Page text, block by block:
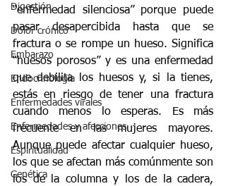
Digestión
Dolor crónico
Embarazo
Endocrinología
Enfermedades virales
Enfermedades y afecciones
Espiritualidad
Genética
“enfermedad silenciosa” porque puede
pasar desapercibida hasta que se
fractura o se rompe un hueso. Significa
“huesos porosos” y es una enfermedad
que debilita los huesos y, si la tienes,
estás en riesgo de tener una fractura
cuando menos lo esperas. Es más
frecuente en las mujeres mayores.
Aunque puede afectar cualquier hueso,
los que se afectan más comúnmente son
los de la columna y los de la cadera,